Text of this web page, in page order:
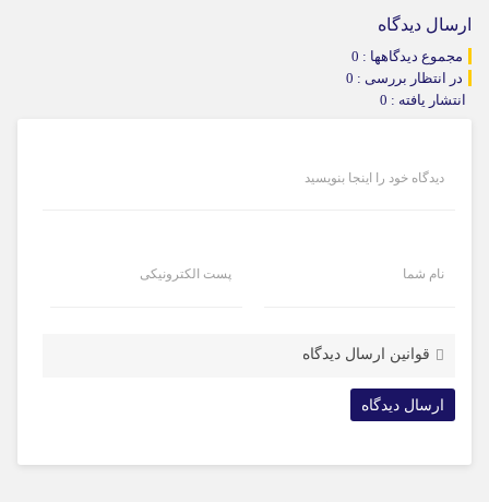
ارسال دیدگاه
مجموع دیدگاهها : 0
در انتظار بررسی : 0
انتشار یافته : 0
دیدگاه خود را اینجا بنویسید
نام شما پست الکترونیکی
قوانین ارسال دیدگاه